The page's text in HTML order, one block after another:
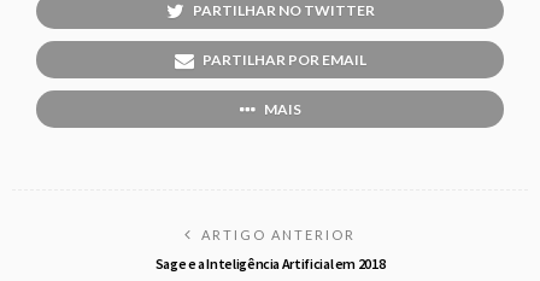
PARTILHAR NO TWITTER
PARTILHAR POR EMAIL
MAIS
ARTIGO ANTERIOR
Sage e a Inteligência Artificial em 2018